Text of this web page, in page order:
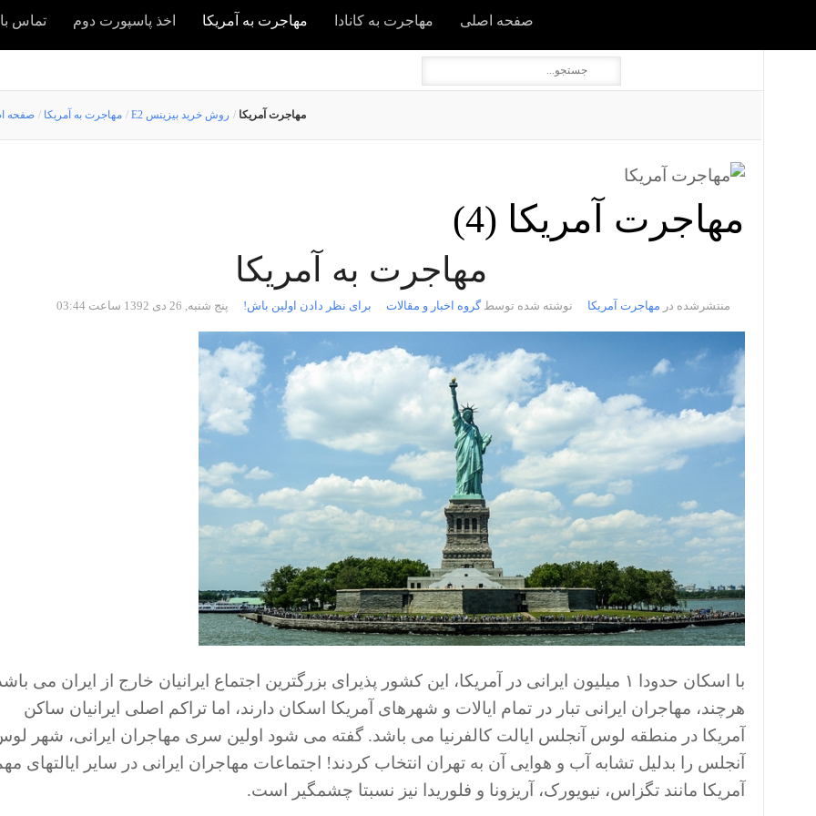
تماس اخذ پاسپورت دوم مهاجرت به آمریکا مهاجرت به کانادا صفحه اصلی
صفحه / مهاجرت به آمریکا / E2 روش خرید بیزینس / مهاجرت آمریکا
مهاجرت آمریکا (4)
مهاجرت به آمریکا
منتشرشده در مهاجرت آمریکا نوشته شده توسطگروه اخبار و مقالات برای نظر دادن اولین باش! پنج شنبه, 26 دی 1392 ساعت 03:44
با اسکان حدودا ۱ میلیون ایرانی در آمریکا، این کشور پذیرای بزرگترین اجتماع ایرانیان خارج از ایران می
هرچند، مهاجران ایرانی تبار در تمام ایالات و شهرهای آمریکا اسکان دارند، اما تراکم اصلی ایرانیان ساکن
آمریکا در منطقه لوس آنجلس ایالت کالفرنیا می باشد. گفته می شود اولین سری مهاجران ایرانی، شهر
آنجلس را بدلیل تشابه آب و هوایی آن به تهران انتخاب کردند! اجتماعات مهاجران ایرانی در سایر ایالتهای
آمریکا مانند تگزاس، نیویورک، آریزونا و فلوریدا نیز نسبتا چشمگیر است.